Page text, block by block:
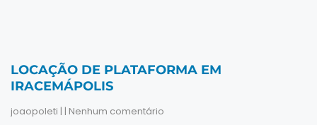
LOCAÇÃO DE PLATAFORMA EM
IRACEMÁPOLIS
joaopoleti Nenhum comentário